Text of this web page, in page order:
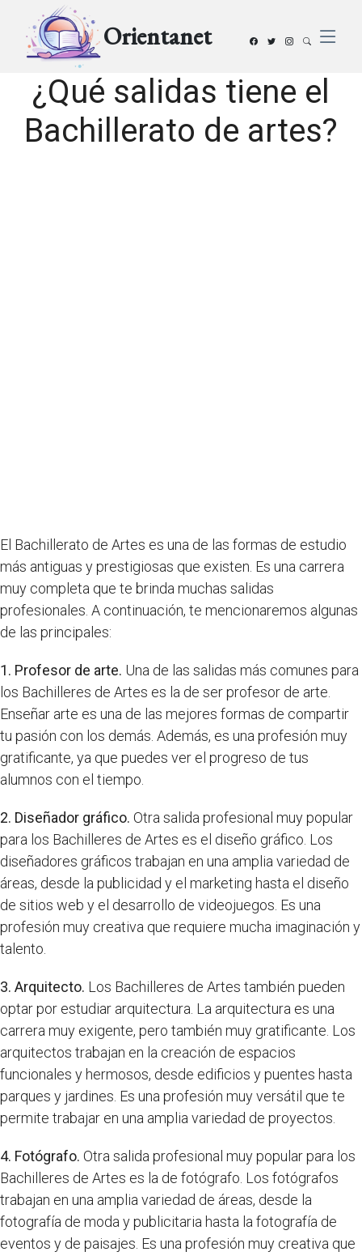
Orientanet
¿Qué salidas tiene el
Bachillerato de artes?
El Bachillerato de Artes es una de las formas de estudio
más antiguas y prestigiosas que existen. Es una carrera
muy completa que te brinda muchas salidas
profesionales. A continuación, te mencionaremos algunas
de las principales:
1. Profesor de arte. Una de las salidas más comunes para
los Bachilleres de Artes es la de ser profesor de arte.
Enseñar arte es una de las mejores formas de compartir
tu pasión con los demás. Además, es una profesión muy
gratificante, ya que puedes ver el progreso de tus
alumnos con el tiempo.
2. Diseñador gráfico. Otra salida profesional muy popular
para los Bachilleres de Artes es el diseño gráfico. Los
diseñadores gráficos trabajan en una amplia variedad de
áreas, desde la publicidad y el marketing hasta el diseño
de sitios web y el desarrollo de videojuegos. Es una
profesión muy creativa que requiere mucha imaginación y
talento.
3. Arquitecto. Los Bachilleres de Artes también pueden
optar por estudiar arquitectura. La arquitectura es una
carrera muy exigente, pero también muy gratificante. Los
arquitectos trabajan en la creación de espacios
funcionales y hermosos, desde edificios y puentes hasta
parques y jardines. Es una profesión muy versátil que te
permite trabajar en una amplia variedad de proyectos.
4. Fotógrafo. Otra salida profesional muy popular para los
Bachilleres de Artes es la de fotógrafo. Los fotógrafos
trabajan en una amplia variedad de áreas, desde la
fotografía de moda y publicitaria hasta la fotografía de
eventos y de paisajes. Es una profesión muy creativa que